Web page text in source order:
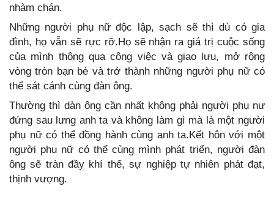
nhàm chán.
Những người phụ nữ độc lập, sạch sẽ thì dù có gia
đình, họ vẫn sẽ rực rỡ.Họ sẽ nhận ra giá trị cuộc sống
của mình thông qua công việc và giao lưu, mở rộng
vòng tròn bạn bè và trở thành những người phụ nữ có
thể sát cánh cùng đàn ông.
Thường thì dàn ông cần nhất không phải người phụ nư
đứng sau lưng anh ta và không làm gì mà là một người
phụ nữ có thể đồng hành cùng anh ta.Kết hôn với một
người phụ nữ có thể cùng mình phát triển, người đàn
ông sẽ tràn đầy khí thế, sự nghiệp tự nhiên phát đạt,
thịnh vượng.